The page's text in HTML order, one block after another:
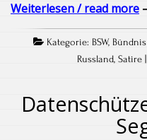
Weiterlesen / read more
Kategorie: BSW,
Russland, Satire